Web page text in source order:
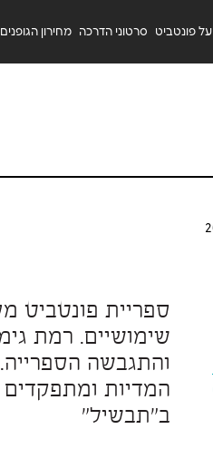
על פונטביט סרטוני הדרכה מחירון הגופנים
ב״תבשיל״